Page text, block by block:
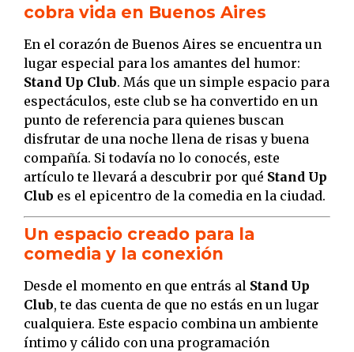
cobra vida en Buenos Aires
En el corazón de Buenos Aires se encuentra un
lugar especial para los amantes del humor:
Stand Up Club. Más que un simple espacio para
espectáculos, este club se ha convertido en un
punto de referencia para quienes buscan
disfrutar de una noche llena de risas y buena
compañía. Si todavía no lo conocés, este
artículo te llevará a descubrir por qué Stand Up
Club es el epicentro de la comedia en la ciudad.
Un espacio creado para la
comedia y la conexión
Desde el momento en que entrás al Stand Up
Club, te das cuenta de que no estás en un lugar
cualquiera. Este espacio combina un ambiente
íntimo y cálido con una programación